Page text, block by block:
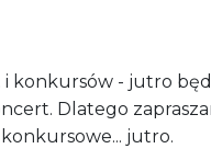
i konkursów - jutro
Dlatego
jutro.